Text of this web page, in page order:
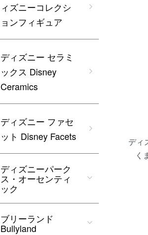
ディ
く
ィズニーコレクシ
ョンフィギュア
ディズニー セラミ
ックス Disney
Ceramics
ディズニー ファセ
ット Disney Facets
ディズニーパーク
ス・オーセンティ
ック
ブリーランド
Bullyland